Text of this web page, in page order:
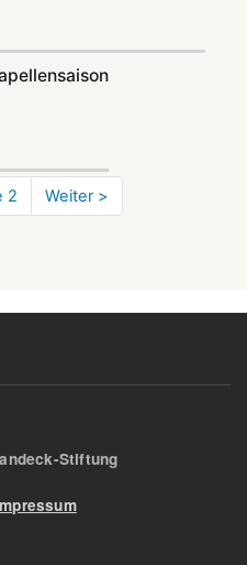
2
Nächste
Seite
Weiter >
Stiftung